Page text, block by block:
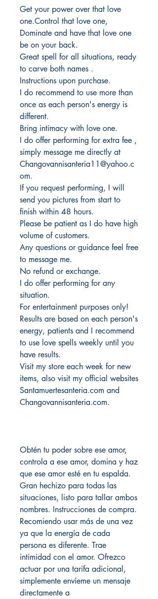
Get your power over that love
one.Control that love one,
Dominate and have that love one
be on your back.
Great spell for all situations, ready
to carve both names .
Instructions upon purchase.
I do recommend to use more than
once as each person's energy is
different.
Bring intimacy with love one.
I do offer performing for extra fee ,
simply message me directly at
Changovannisanteria11@yahoo.c
om.
If you request performing, I will
send you pictures from start to
finish within 48 hours.
Please be patient as I do have high
volume of customers.
Any questions or guidance feel free
to message me.
No refund or exchange.
I do offer performing for any
situation.
For entertainment purposes only!
Results are based on each person's
energy, patients and I recommend
to use love spells weekly until you
have results.
Visit my store each week for new
items, also visit my official websites
Santamuertesanteria.com and
Changovannisanteria.com.
Obtén tu poder sobre ese amor,
controla a ese amor, domina y haz
que ese amor esté en tu espalda.
Gran hechizo para todas las
situaciones, listo para tallar ambos
nombres. Instrucciones de compra.
Recomiendo usar más de una vez
ya que la energía de cada
persona es diferente. Trae
intimidad con el amor. Ofrezco
actuar por una tarifa adicional,
simplemente envíeme un mensaje
directamente a